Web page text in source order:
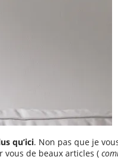
qu’ici. Non pas que je
vous de beaux articles (